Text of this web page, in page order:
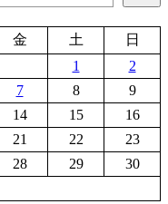
金 土
日
1
2
7 8
9
14 15
16
21 22
23
28 29
30